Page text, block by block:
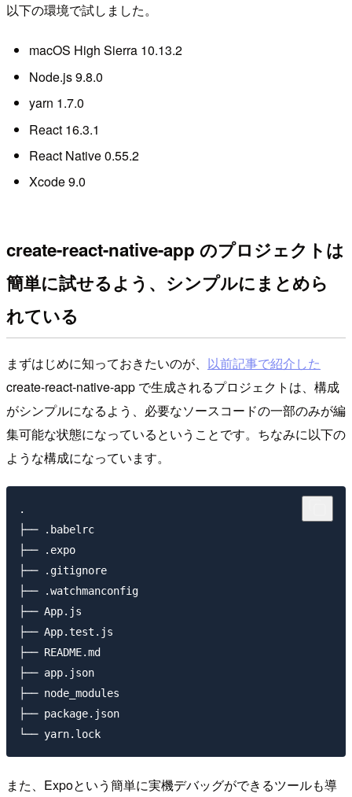
以下の環境で試しました。
macOS High Sierra 10.13.2
Node.js 9.8.0
yarn 1.7.0
React 16.3.1
React Native 0.55.2
Xcode 9.0
create-react-native-app のプロジェクトは
簡単に試せるよう、シンプルにまとめら
れている
まずはじめに知っておきたいのが、 以前記事で紹介した
create-react-native-app で生成されるプロジェクトは、構成
がシンプルになるよう、必要なソースコードの一部のみが編
集可能な状態になっているということです。ちなみに以下の
ような構成になっています。
.
├── .babelrc
├── .expo
├── .gitignore
├── .watchmanconfig
├── App.js
├── App.test.js
├── README.md
├── app.json
├── node_modules
├── package.json
また、Expoという簡単に実機デバッグができるツールも導